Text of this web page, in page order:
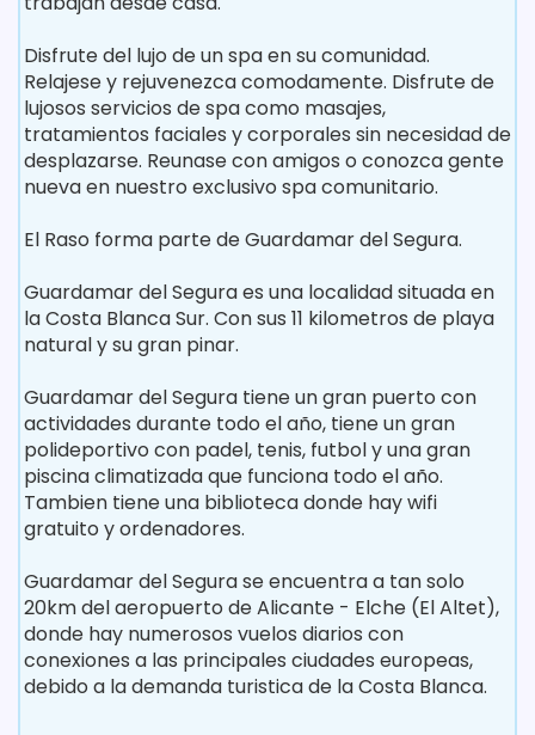
Disfrute del lujo de un spa en su comunidad.
Relajese y rejuvenezca comodamente. Disfrute de
lujosos servicios de spa como masajes,
tratamientos faciales y corporales sin necesidad de
desplazarse. Reunase con amigos o conozca gente
nueva en nuestro exclusivo spa comunitario.
El Raso forma parte de Guardamar del Segura.
Guardamar del Segura es una localidad situada en
la Costa Blanca Sur. Con sus 11 kilometros de playa
natural y su gran pinar.
Guardamar del Segura tiene un gran puerto con
actividades durante todo el año, tiene un gran
polideportivo con padel, tenis, futbol y una gran
piscina climatizada que funciona todo el año.
Tambien tiene una biblioteca donde hay wifi
gratuito y ordenadores.
Guardamar del Segura se encuentra a tan solo
20km del aeropuerto de Alicante - Elche (El Altet),
donde hay numerosos vuelos diarios con
conexiones a las principales ciudades europeas,
debido a la demanda turistica de la Costa Blanca.